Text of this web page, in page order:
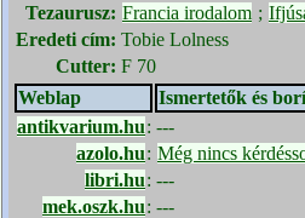
Tezaurusz: Francia irodalom ;
Eredeti cím: Tobie Lolness
Cutter: F 70
Weblap
Ismertetők és
antikvarium.hu: ---
azolo.hu: Még nincs
libri.hu: ---
mek.oszk.hu: ---